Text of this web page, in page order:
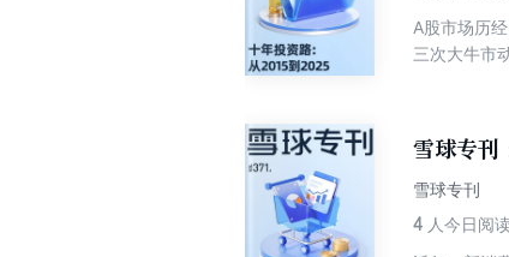
A股市场历
三次大牛市
虽特性不同
陪伴成长的
年间A股投
提供在A股
雪球专刊
雪球专刊
4 人今日阅